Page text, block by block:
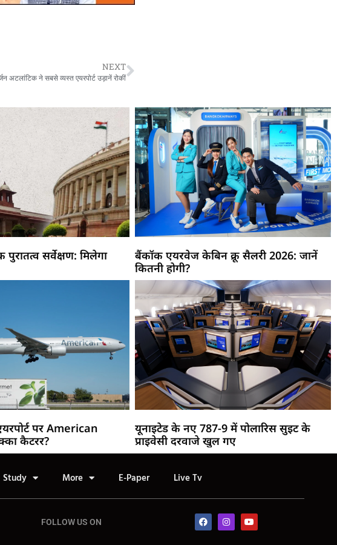
NEXT
अटलांटिक ने सबसे व्यस्त एयरपोर्ट उड़ानें रोकीं
पुरातत्व सर्वेक्षण: मिलेगा
बैंकॉक एयरवेज केबिन क्रू सैलरी 2026: जानें
कितनी होगी?
पर American
कैटरर?
यूनाइटेड के नए 787-9 में पोलारिस सुइट के
प्राइवेसी दरवाजे खुल गए
Study More E-Paper Live Tv
FOLLOW US ON